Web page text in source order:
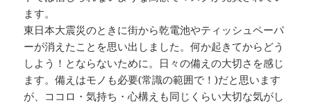
ます。
東日本大震災のときに街から乾電池やティッシュペーパ
ーが消えたことを思い出しました。何か起きてからどう
しよう！とならないために。日々の備えの大切さを感じ
ます。備えはモノも必要(常識の範囲で！)だと思います
が、ココロ・気持ち・心構えも同じくらい大切な気がし